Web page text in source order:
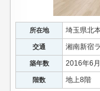
所在地 埼玉県北
交通 湘南新宿
築年数 2016年6月
階数 地上8階